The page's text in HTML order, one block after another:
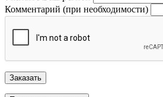
Комментарий (при необходимости)
Заказать